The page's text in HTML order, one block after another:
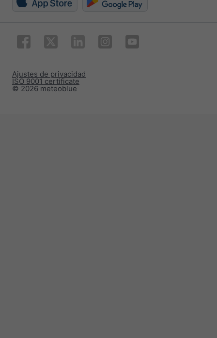
© 2026 meteoblue
ISO 9001 certificate
Ajustes de privacidad